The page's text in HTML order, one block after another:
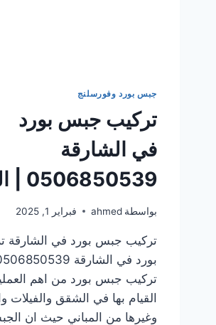
جبس بورد وفورسلنج
تركيب جبس بورد
في الشارقة
0506850539 | القبطان
بواسطة ahmed فبراير 1, 2025
تركيب جبس بورد في الشارقة
تركيب جبس بورد من اهم
القيام بها في الشقق والفيلات
وغيرها من المباني حيث ان